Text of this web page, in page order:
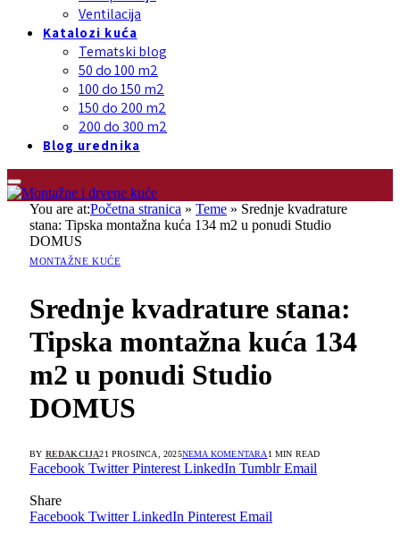
Ventilacija
Katalozi kuća
Tematski blog
50 do 100 m2
100 do 150 m2
150 do 200 m2
200 do 300 m2
Blog urednika
You are at:Početna stranica » Teme » Srednje kvadrature
stana: Tipska montažna kuća 134 m2 u ponudi Studio
DOMUS
MONTAŽNE KUĆE
Srednje kvadrature stana:
Tipska montažna kuća 134
m2 u ponudi Studio
DOMUS
BY REDAKCIJA21 PROSINCA, 2025NEMA KOMENTARA 1 MIN READ
Facebook Twitter Pinterest LinkedIn Tumblr Email
Share
Facebook Twitter LinkedIn Pinterest Email